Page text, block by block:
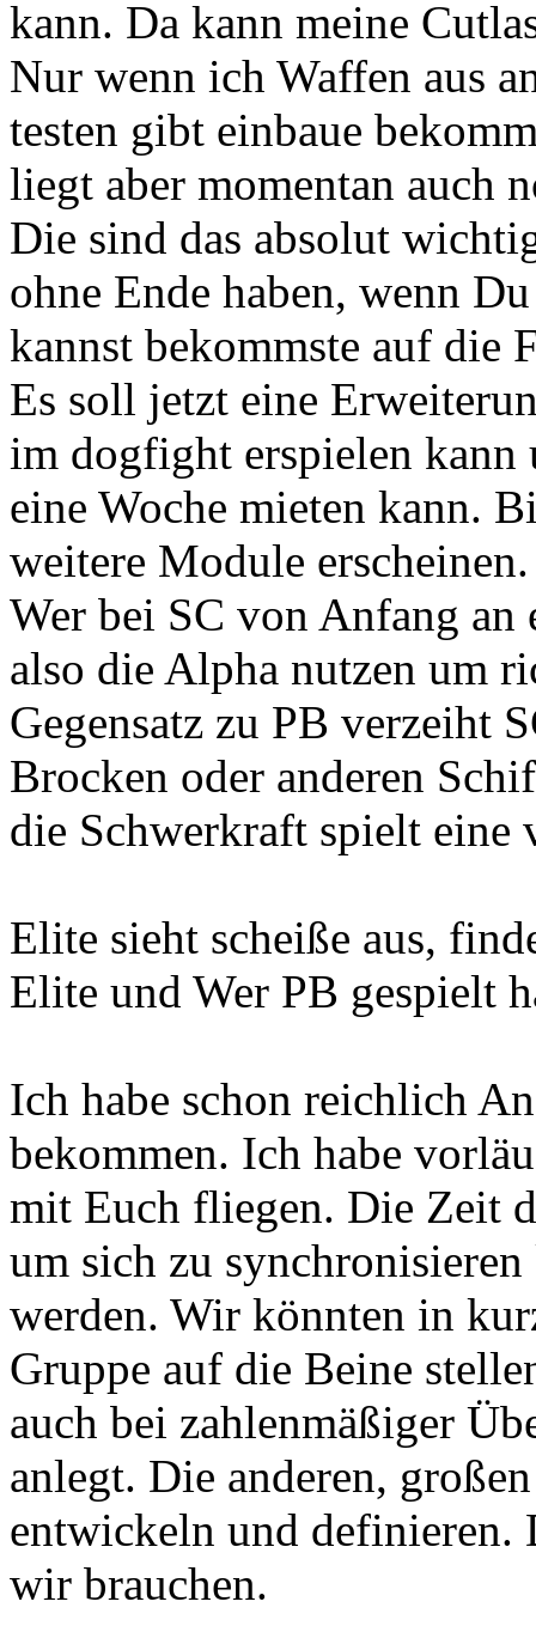
kann. Da kann meine
Nur wenn ich Waffen aus
testen gibt einbaue
liegt aber momentan auch
Die sind das absolut
ohne Ende haben, wenn
kannst bekommste auf die
Es soll jetzt eine
im dogfight erspielen
eine Woche mieten kann.
weitere Module erscheinen.
Wer bei SC von Anfang
also die Alpha nutzen um
Gegensatz zu PB verzeiht
Brocken oder anderen
die Schwerkraft spielt eine
Elite sieht scheiße aus,
Elite und Wer PB gespielt
Ich habe schon reichlich
bekommen. Ich habe
mit Euch fliegen. Die Zeit
um sich zu
werden. Wir könnten in
Gruppe auf die Beine
auch bei zahlenmäßiger
anlegt. Die anderen,
entwickeln und definieren.
wir brauchen.